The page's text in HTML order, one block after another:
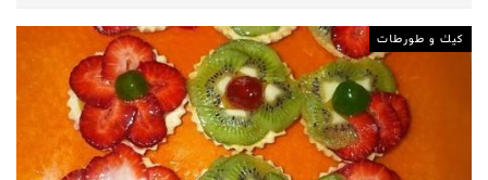
كيك و طورطات